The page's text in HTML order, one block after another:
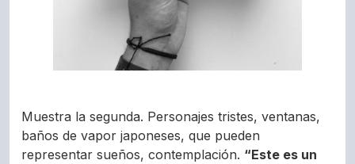
Muestra la segunda. Personajes tristes, ventanas,
baños de vapor japoneses, que pueden
representar sueños, contemplación. “Este es un